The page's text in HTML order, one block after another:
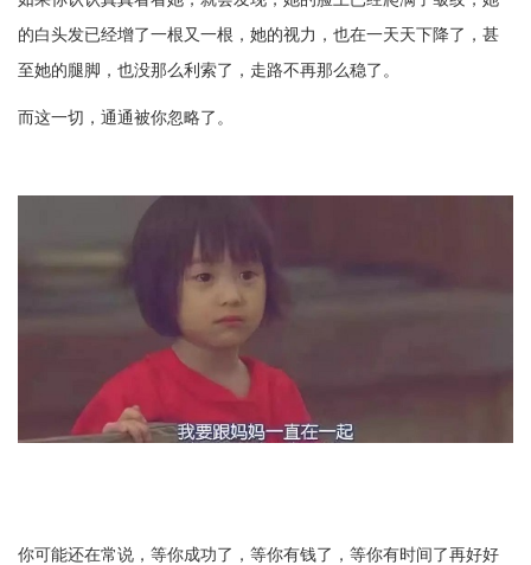
的白头发已经增了一根又一根，她的视力，也在一天天下降了，甚
至她的腿脚，也没那么利索了，走路不再那么稳了。
而这一切，通通被你忽略了。
你可能还在常说，等你成功了，等你有钱了，等你有时间了再好好